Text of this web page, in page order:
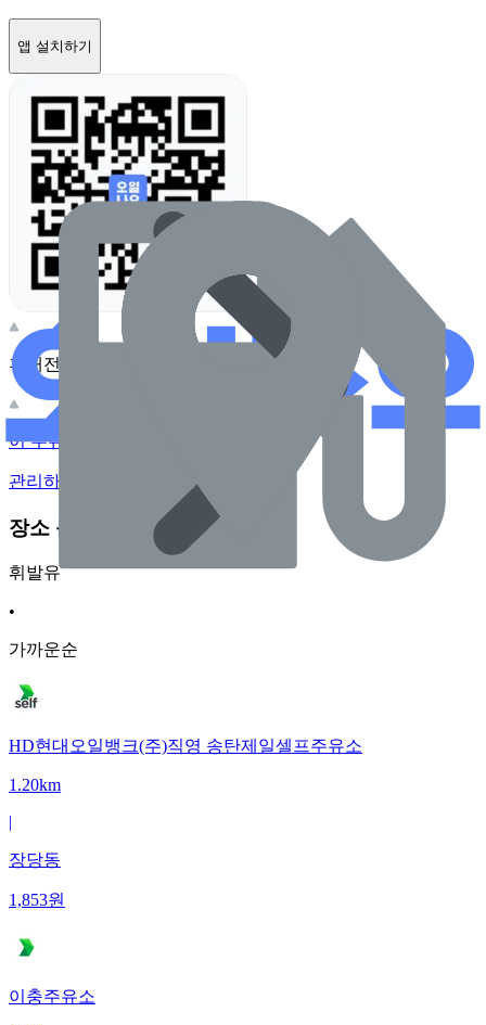
앱 설치하기
휴대전화 카메라로 찍어보세요
이 주유소의 사장님이신가요?
관리하기
장소 근처 주유소
휘발유
•
가까운순
HD현대오일뱅크(주)직영 송탄제일셀프주유소
1.20km
|
장당동
1,853원
이충주유소